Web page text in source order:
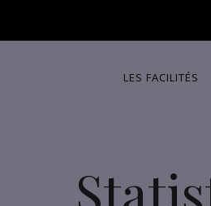
LES FACILITÉS